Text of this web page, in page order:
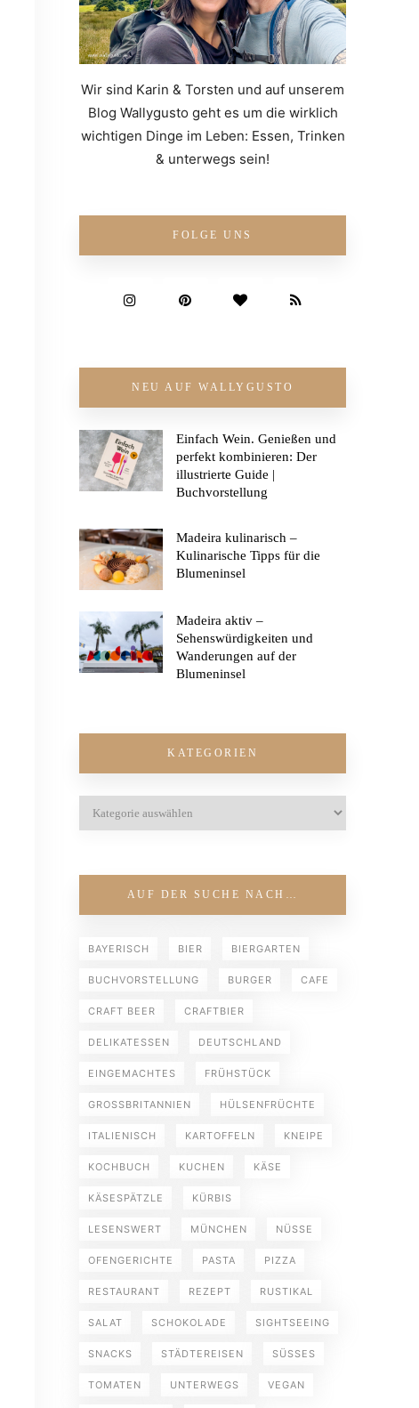
Wir sind Karin & Torsten und auf unserem
Blog Wallygusto geht es um die wirklich
wichtigen Dinge im Leben: Essen, Trinken
& unterwegs sein!
FOLGE UNS
NEU AUF WALLYGUSTO
Einfach Wein. Genießen und
perfekt kombinieren: Der
illustrierte Guide |
Buchvorstellung
Madeira kulinarisch –
Kulinarische Tipps für die
Blumeninsel
Madeira aktiv –
Sehenswürdigkeiten und
Wanderungen auf der
Blumeninsel
KATEGORIEN
AUF DER SUCHE NACH…
BAYERISCH BIER BIERGARTEN
BUCHVORSTELLUNG BURGER CAFE
CRAFT BEER CRAFTBIER
DELIKATESSEN DEUTSCHLAND
EINGEMACHTES FRÜHSTÜCK
GROSSBRITANNIEN HÜLSENFRÜCHTE
ITALIENISCH KARTOFFELN KNEIPE
KOCHBUCH KUCHEN KÄSE
KÄSESPÄTZLE KÜRBIS
LESENSWERT MÜNCHEN NÜSSE
OFENGERICHTE PASTA PIZZA
RESTAURANT REZEPT RUSTIKAL
SALAT SCHOKOLADE SIGHTSEEING
SNACKS STÄDTEREISEN SÜSSES
TOMATEN UNTERWEGS VEGAN